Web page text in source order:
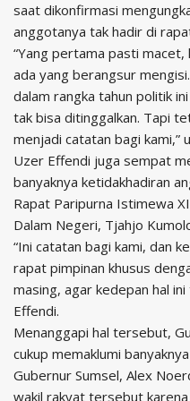
saat dikonfirmasi
anggotanya tak hadir di
“Yang pertama pasti
ada yang berangsur
dalam rangka tahun politik
tak bisa ditinggalkan. Tapi
menjadi catatan bagi kami,”
Uzer Effendi juga sempat
banyaknya ketidakhadiran
Rapat Paripurna Istimewa
Dalam Negeri, Tjahjo
“Ini catatan bagi kami, dan
rapat pimpinan khusus
masing, agar kedepan hal
Effendi.
Menanggapi hal tersebut,
cukup memaklumi
Gubernur Sumsel, Alex
wakil rakyat tersebut